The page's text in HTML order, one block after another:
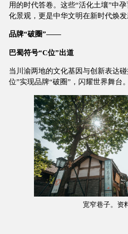
用的时代答卷。这些“活化土壤”中
化景观，更是中华文明在新时代焕发
品牌“破圈”——
巴蜀符号“C位”出道
当川渝两地的文化基因与创新表达
位”实现品牌“破圈”，闪耀世界舞台。
宽窄巷子。资